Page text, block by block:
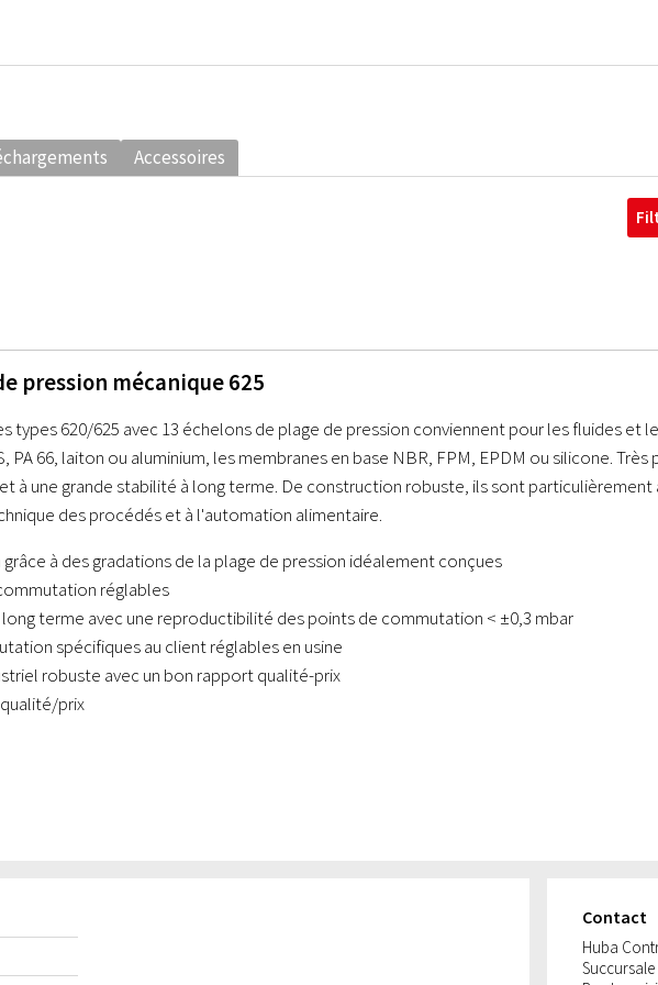
Accessoires
pression mécanique 625
types 620/625 avec 13 échelons de plage de pression conviennent pour les fluides et
PA 66, laiton ou aluminium, les membranes en base NBR, FPM, EPDM ou silicone.
à une grande stabilité à long terme. De construction robuste, ils sont
des procédés et à l'automation alimentaire.
grâce à des gradations de la plage de pression idéalement conçues
réglables
terme avec une reproductibilité des points de commutation < ±0,3 mbar
spécifiques au client réglables en usine
robuste avec un bon rapport qualité-prix
prix
Contact
Huba